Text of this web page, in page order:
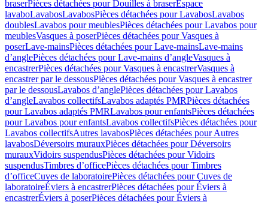
braserPièces détachées pour Douilles à braserEspace
lavaboLavabosLavabosPièces détachées pour LavabosLavabos
doublesLavabos pour meublesPièces détachées pour Lavabos pour
meublesVasques à poserPièces détachées pour Vasques à
poserLave-mainsPièces détachées pour Lave-mainsLave-mains
d’anglePièces détachées pour Lave-mains d’angleVasques à
encastrerPièces détachées pour Vasques à encastrerVasques à
encastrer par le dessousPièces détachées pour Vasques à encastrer
par le dessousLavabos d’anglePièces détachées pour Lavabos
d’angleLavabos collectifsLavabos adaptés PMRPièces détachées
pour Lavabos adaptés PMRLavabos pour enfantsPièces détachées
pour Lavabos pour enfantsLavabos collectifsPièces détachées pour
Lavabos collectifsAutres lavabosPièces détachées pour Autres
lavabosDéversoirs murauxPièces détachées pour Déversoirs
murauxVidoirs suspendusPièces détachées pour Vidoirs
suspendusTimbres dʼofficePièces détachées pour Timbres
dʼofficeCuves de laboratoirePièces détachées pour Cuves de
laboratoireÉviers à encastrerPièces détachées pour Éviers à
encastrerÉviers à poserPièces détachées pour Éviers à